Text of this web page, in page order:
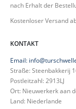
nach Erhalt der
Kostenloser Versand
KONTAKT
Email:
Straße: Steenbakkerij
Postleitzahl: 2913LJ
Ort: Nieuwerkerk aan
Land: Niederlande